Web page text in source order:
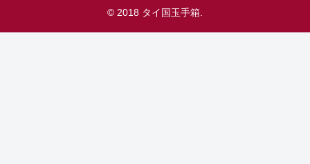
© 2018 タイ国玉手箱.